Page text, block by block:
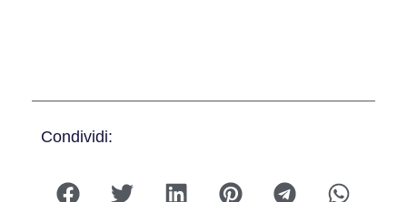
Condividi: